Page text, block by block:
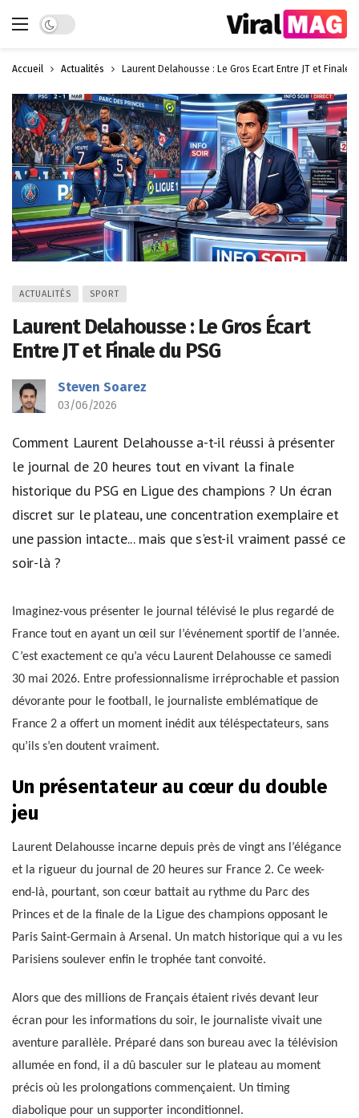
Dark mode
Accueil Actualités Laurent Delahousse : Le Gros Écart Entre JT et Finale
ACTUALITÉS SPORT
Laurent Delahousse : Le Gros Écart
Entre JT et Finale du PSG
Steven Soarez
03/06/2026
Comment Laurent Delahousse a-t-il réussi à présenter
le journal de 20 heures tout en vivant la finale
historique du PSG en Ligue des champions ? Un écran
discret sur le plateau, une concentration exemplaire et
une passion intacte... mais que s'est-il vraiment passé ce
soir-là ?
Imaginez-vous présenter le journal télévisé le plus regardé de
France tout en ayant un œil sur l’événement sportif de l’année.
C’est exactement ce qu’a vécu Laurent Delahousse ce samedi
30 mai 2026. Entre professionnalisme irréprochable et passion
dévorante pour le football, le journaliste emblématique de
France 2 a offert un moment inédit aux téléspectateurs, sans
qu’ils s’en doutent vraiment.
Un présentateur au cœur du double
jeu
Laurent Delahousse incarne depuis près de vingt ans l’élégance
et la rigueur du journal de 20 heures sur France 2. Ce week-
end-là, pourtant, son cœur battait au rythme du Parc des
Princes et de la finale de la Ligue des champions opposant le
Paris Saint-Germain à Arsenal. Un match historique qui a vu les
Parisiens soulever enfin le trophée tant convoité.
Alors que des millions de Français étaient rivés devant leur
écran pour les informations du soir, le journaliste vivait une
aventure parallèle. Préparé dans son bureau avec la télévision
allumée en fond, il a dû basculer sur le plateau au moment
précis où les prolongations commençaient. Un timing
diabolique pour un supporter inconditionnel.